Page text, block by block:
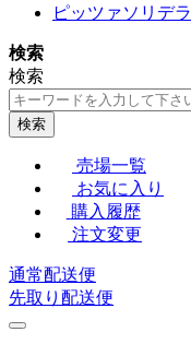
ピッツァソリデラ
検索
検索
検索
売場一覧
お気に入り
購入履歴
注文変更
通常配送便
先取り配送便